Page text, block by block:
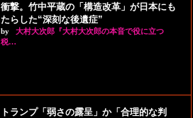
衝撃。竹中平蔵の「構造改革」が日本にも
たらした“深刻な後遺症”
by
大村大次郎『大村大次郎の本音で役に立つ
税…
トランプ「弱さの露呈」か「合理的な判